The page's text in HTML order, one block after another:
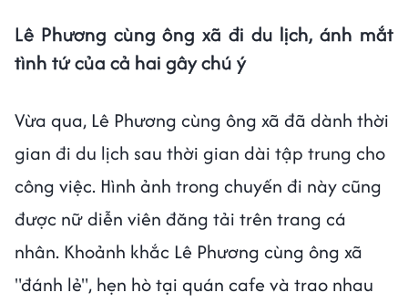
Lê Phương cùng ông xã đi du lịch, ánh mắt
tình tứ của cả hai gây chú ý
Vừa qua, Lê Phương cùng ông xã đã dành thời
gian đi du lịch sau thời gian dài tập trung cho
công việc. Hình ảnh trong chuyến đi này cũng
được nữ diễn viên đăng tải trên trang cá
nhân. Khoảnh khắc Lê Phương cùng ông xã
"đánh lẻ", hẹn hò tại quán cafe và trao nhau